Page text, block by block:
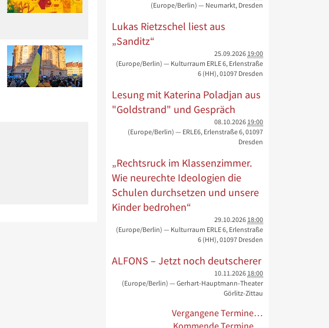
(Europe/Berlin) — Neumarkt, Dresden
Lukas Rietzschel liest aus
„Sanditz“
25.09.2026 19:00
(Europe/Berlin) — Kulturraum ERLE 6, Erlenstraße
6 (HH), 01097 Dresden
Lesung mit Katerina Poladjan aus
"Goldstrand" und Gespräch
08.10.2026 19:00
(Europe/Berlin) — ERLE6, Erlenstraße 6, 01097
Dresden
„Rechtsruck im Klassenzimmer.
Wie neurechte Ideologien die
Schulen durchsetzen und unsere
Kinder bedrohen“
29.10.2026 18:00
(Europe/Berlin) — Kulturraum ERLE 6, Erlenstraße
6 (HH), 01097 Dresden
ALFONS – Jetzt noch deutscherer
10.11.2026 18:00
(Europe/Berlin) — Gerhart-Hauptmann-Theater
Görlitz-Zittau
Vergangene Termine…